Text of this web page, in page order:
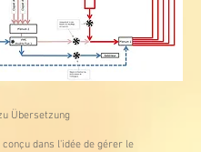
Übersetzung
dans l'idée de gérer le